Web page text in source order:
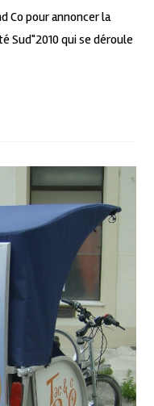
Co pour annoncer la
Sud"2010 qui se déroule